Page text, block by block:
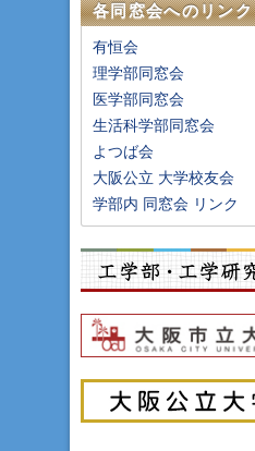
各同窓会へのリンク
有恒会
理学部同窓会
医学部同窓会
生活科学部同窓会
よつば会
大阪公立 大学校友会
学部内 同窓会 リンク